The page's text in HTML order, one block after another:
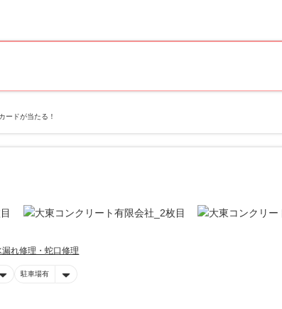
ードが当たる！
漏れ修理・蛇口修理
駐車場有